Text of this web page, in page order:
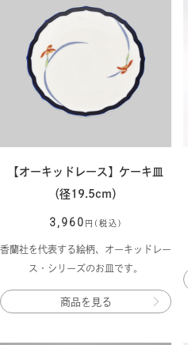
【オーキッドレース】ケーキ皿
（径19.5cm）
3,960 円(税込)
香蘭社を代表する絵柄、オーキッドレー
ス・シリーズのお皿です。
商品を見る